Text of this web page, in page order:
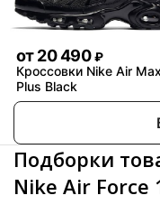
от20 490 ₽
Кроссовки Nike Air Max
Plus Black
Подборки
Nike Air Force